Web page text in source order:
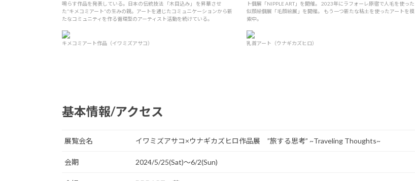
鳴らす作品を発表している。日本の伝統技法 「木目込み」 を昇華させ
た“キメコミアート”の生みの親。アートを通じたコミュニケーションから新
たなコミュニティを作る循環型のアーティスト活動を続けている。
ト個展「NIPPLE ART」を開催。 2023年にラフォーレ原宿で人毛を使った
似顔絵個展「毛顔絵展」を開催。 もう一つ新たな粘土を使ったアートを模
索中。
キメコミアート作品（イワミズアサコ） 乳首アート（ウナギカズヒロ）
基本情報/アクセス
展覧会名 イワミズアサコ×ウナギカズヒロ作品展 ”旅する思考” ~Traveling Thoughts~
会期 2024/5/25(Sat)〜6/2(Sun)